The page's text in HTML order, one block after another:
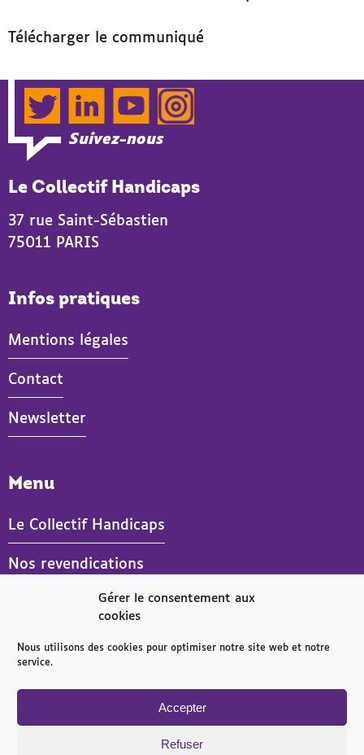
Gérer le consentement aux
cookies
Nous utilisons des cookies pour optimiser notre site web et notre
service.
Accepter
Refuser
Télécharger le communiqué
Suivez-nous
TwitterLinkedInYouTubeInstagram
Le Collectif Handicaps
37 rue Saint-Sébastien
75011 PARIS
Infos pratiques
Mentions légales
Contact
Newsletter
Menu
Le Collectif Handicaps
Nos revendications
Publications